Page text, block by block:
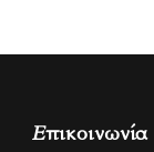
Επικοινωνία